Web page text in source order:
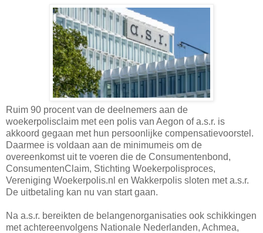
Ruim 90 procent van de deelnemers aan de
woekerpolisclaim met een polis van Aegon of a.s.r. is
akkoord gegaan met hun persoonlijke compensatievoorstel.
Daarmee is voldaan aan de minimumeis om de
overeenkomst uit te voeren die de Consumentenbond,
ConsumentenClaim, Stichting Woekerpolisproces,
Vereniging Woekerpolis.nl en Wakkerpolis sloten met a.s.r.
De uitbetaling kan nu van start gaan.
Na a.s.r. bereikten de belangenorganisaties ook schikkingen
met achtereenvolgens Nationale Nederlanden, Achmea,